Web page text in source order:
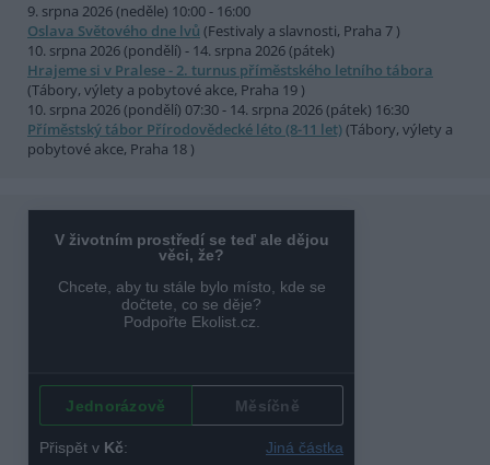
9. srpna 2026 (neděle) 10:00 - 16:00
Oslava Světového dne lvů (Festivaly a slavnosti, Praha 7 )
10. srpna 2026 (pondělí) - 14. srpna 2026 (pátek)
Hrajeme si v Pralese - 2. turnus příměstského letního tábora
(Tábory, výlety a pobytové akce, Praha 19 )
10. srpna 2026 (pondělí) 07:30 - 14. srpna 2026 (pátek) 16:30
Příměstský tábor Přírodovědecké léto (8-11 let)(Tábory, výlety a
pobytové akce, Praha 18 )